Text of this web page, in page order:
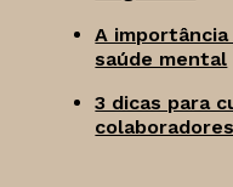
A
saúde mental
3 dicas para
colaboradores